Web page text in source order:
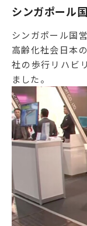
シンガポール
シンガポール国
高齢化社会日本
社の歩行リハビ
ました。